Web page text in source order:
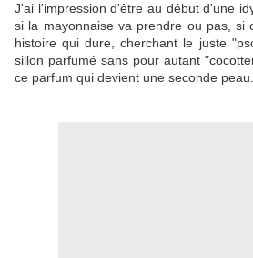
J'ai l'impression d'être au début d'une
si la mayonnaise va prendre ou pas, si
histoire qui dure, cherchant le juste
sillon parfumé sans pour autant
ce parfum qui devient une seconde peau...